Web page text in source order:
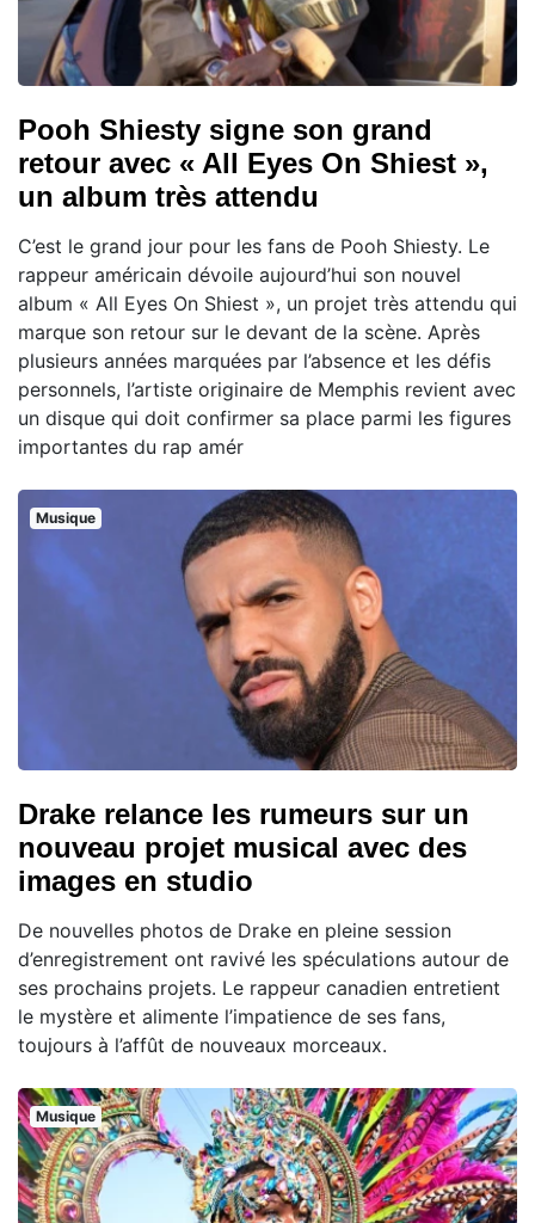
Pooh Shiesty signe son grand
retour avec « All Eyes On Shiest »,
un album très attendu
C’est le grand jour pour les fans de Pooh Shiesty. Le
rappeur américain dévoile aujourd’hui son nouvel
album « All Eyes On Shiest », un projet très attendu qui
marque son retour sur le devant de la scène. Après
plusieurs années marquées par l’absence et les défis
personnels, l’artiste originaire de Memphis revient avec
un disque qui doit confirmer sa place parmi les figures
importantes du rap amér
Musique
Drake relance les rumeurs sur un
nouveau projet musical avec des
images en studio
De nouvelles photos de Drake en pleine session
d’enregistrement ont ravivé les spéculations autour de
ses prochains projets. Le rappeur canadien entretient
le mystère et alimente l’impatience de ses fans,
toujours à l’affût de nouveaux morceaux.
Musique